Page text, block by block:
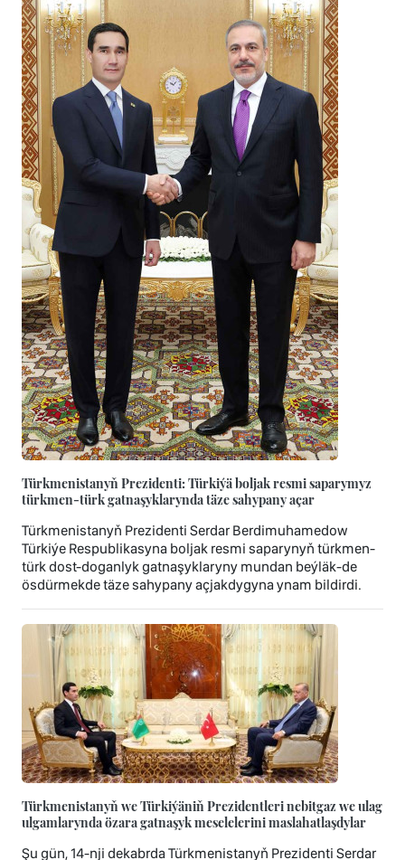
Türkmenistanyň Prezidenti: Türkiýä boljak resmi saparymyz
türkmen-türk gatnaşyklarynda täze sahypany açar
Türkmenistanyň Prezidenti Serdar Berdimuhamedow
Türkiýe Respublikasyna boljak resmi saparynyň türkmen-
türk dost-doganlyk gatnaşyklaryny mundan beýläk-de
ösdürmekde täze sahypany açjakdygyna ynam bildirdi.
Türkmenistanyň we Türkiýäniň Prezidentleri nebitgaz we ulag
ulgamlarynda özara gatnaşyk meselelerini maslahatlaşdylar
Şu gün, 14-nji dekabrda Türkmenistanyň Prezidenti Serdar